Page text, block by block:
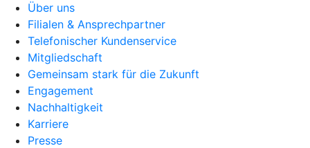
Über uns
Filialen & Ansprechpartner
Telefonischer Kundenservice
Mitgliedschaft
Gemeinsam stark für die Zukunft
Engagement
Nachhaltigkeit
Karriere
Presse